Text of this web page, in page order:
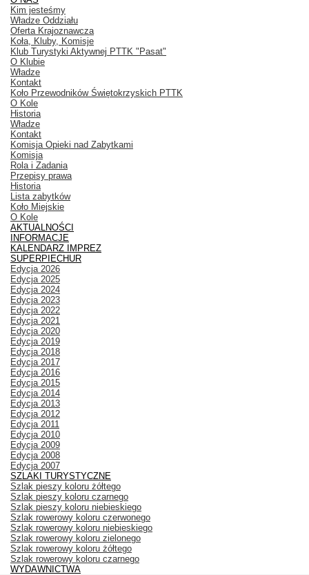
Kim jesteśmy
Władze Oddziału
Oferta Krajoznawcza
Koła, Kluby, Komisje
Klub Turystyki Aktywnej PTTK "Pasat"
O Klubie
Władze
Kontakt
Koło Przewodników Świętokrzyskich PTTK
O Kole
Historia
Władze
Kontakt
Komisja Opieki nad Zabytkami
Komisja
Rola i Zadania
Przepisy prawa
Historia
Lista zabytków
Koło Miejskie
O Kole
AKTUALNOŚCI
INFORMACJE
KALENDARZ IMPREZ
SUPERPIECHUR
Edycja 2026
Edycja 2025
Edycja 2024
Edycja 2023
Edycja 2022
Edycja 2021
Edycja 2020
Edycja 2019
Edycja 2018
Edycja 2017
Edycja 2016
Edycja 2015
Edycja 2014
Edycja 2013
Edycja 2012
Edycja 2011
Edycja 2010
Edycja 2009
Edycja 2008
Edycja 2007
SZLAKI TURYSTYCZNE
Szlak pieszy koloru żółtego
Szlak pieszy koloru czarnego
Szlak pieszy koloru niebieskiego
Szlak rowerowy koloru czerwonego
Szlak rowerowy koloru niebieskiego
Szlak rowerowy koloru zielonego
Szlak rowerowy koloru żółtego
Szlak rowerowy koloru czarnego
WYDAWNICTWA